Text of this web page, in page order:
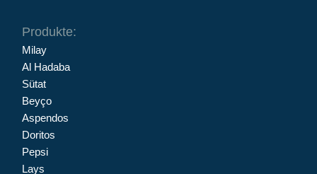
Produkte:
Milay
Al Hadaba
Sütat
Beyço
Aspendos
Doritos
Pepsi
Lays